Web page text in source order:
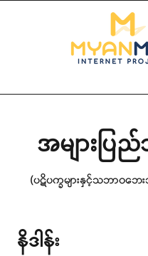
အများပ
(ပဋိပက္ခများနှင့်သဘာဝ
နိဒါန်း